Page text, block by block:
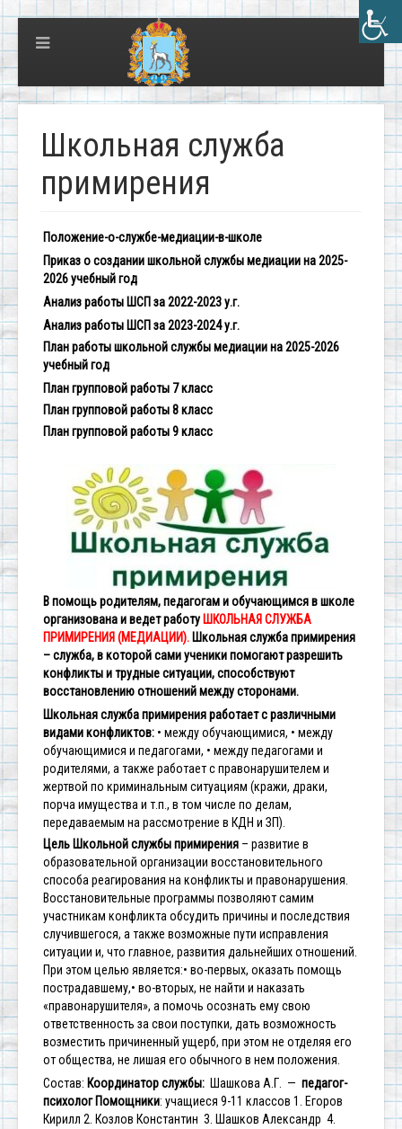
Школьная служба
примирения
Положение-о-службе-медиации-в-школе
Приказ о создании школьной службы медиации на 2025-
2026 учебный год
Анализ работы ШСП за 2022-2023 у.г.
Анализ работы ШСП за 2023-2024 у.г.
План работы школьной службы медиации на 2025-2026
учебный год
План групповой работы 7 класс
План групповой работы 8 класс
План групповой работы 9 класс
В помощь родителям, педагогам и обучающимся в школе
организована и ведет работу ШКОЛЬНАЯ СЛУЖБА
ПРИМИРЕНИЯ (МЕДИАЦИИ). Школьная служба примирения
– служба, в которой сами ученики помогают разрешить
конфликты и трудные ситуации, способствуют
восстановлению отношений между сторонами.
Школьная служба примирения работает с различными
видами конфликтов: • между обучающимися, • между
обучающимися и педагогами, • между педагогами и
родителями, а также работает с правонарушителем и
жертвой по криминальным ситуациям (кражи, драки,
порча имущества и т.п., в том числе по делам,
передаваемым на рассмотрение в КДН и ЗП).
Цель Школьной службы примирения – развитие в
образовательной организации восстановительного
способа реагирования на конфликты и правонарушения.
Восстановительные программы позволяют самим
участникам конфликта обсудить причины и последствия
случившегося, а также возможные пути исправления
ситуации и, что главное, развития дальнейших отношений.
При этом целью является:• во-первых, оказать помощь
пострадавшему,• во-вторых, не найти и наказать
«правонарушителя», а помочь осознать ему свою
ответственность за свои поступки, дать возможность
возместить причиненный ущерб, при этом не отделяя его
от общества, не лишая его обычного в нем положения.
Состав: Координатор службы: Шашкова А.Г. — педагог-
психолог Помощники: учащиеся 9-11 классов 1. Егоров
Кирилл 2. Козлов Константин 3. Шашков Александр 4.